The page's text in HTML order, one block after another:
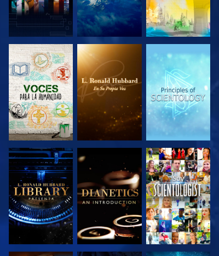
EXPLORA LAS
SERIES
EXPLORA LAS
SERIES
EXPLORA LAS
SERIES
EXPLORA LAS
SERIES
EXPLORA LAS
SERIES
VE